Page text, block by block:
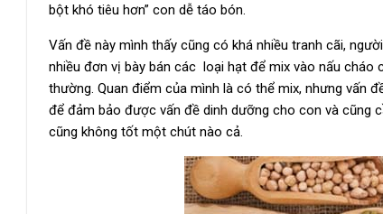
bột khó tiêu hơn” con dễ táo bón.
Vấn đề này mình thấy cũng có khá nhiều tranh cãi,
nhiều đơn vị bày bán các loại hạt để mix vào nấu cháo
thường. Quan điểm của mình là có thể mix, nhưng vấn
để đảm bảo được vấn đề dinh dưỡng cho con và cũng
cũng không tốt một chút nào cả.